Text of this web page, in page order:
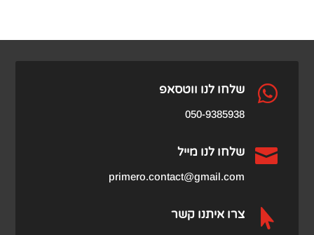
 שלחו לנו ווטסאפ
050-9385938
 שלחו לנו מייל
primero.contact@gmail.com
 צרו איתנו קשר